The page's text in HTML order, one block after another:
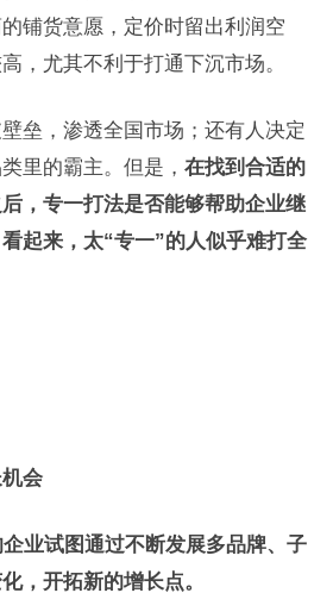
铺货意愿，定价时留出利润空
，尤其不利于打通下沉市场。
垒，渗透全国市场；还有人决定
里的霸主。但是， 在找到合适的
，专一打法是否能够帮助企业继
起来，太“专一”的人似乎难打全
会
业试图通过不断发展多品牌、子
，开拓新的增长点。